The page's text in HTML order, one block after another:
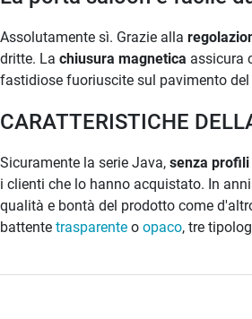
Assolutamente sì. Grazie alla
dritte. La chiusura magnetica assicura
fastidiose fuoriuscite sul pavimento del
CARATTERISTICHE
Sicuramente la serie Java, senza
i clienti che lo hanno acquistato. In
qualità e bontà del prodotto come
battente trasparente o opaco, tre